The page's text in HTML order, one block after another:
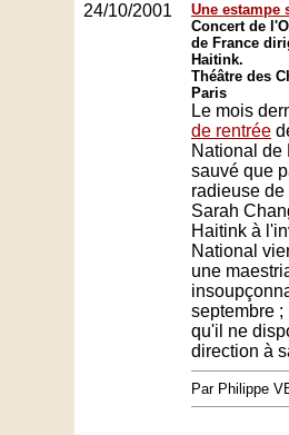
24/10/2001
Une estampe
Concert de
de France
Haitink.
Théâtre des
Paris
Le mois
de rentrée
National de
sauvé que
radieuse
Sarah
Haitink à
National
une
septembre
qu'il ne
direction à
Par Philippe